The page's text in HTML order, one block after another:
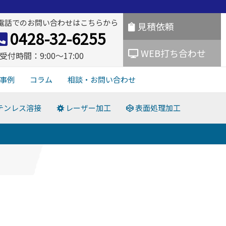
話でのお問い合わせはこちらから
0428-32-6255
受付時間：9:00〜17:00
見積依頼
WEB打ち合わせ
例 コラム 相談・お問い合わせ
ンレス溶接 レーザー加工 表面処理加工